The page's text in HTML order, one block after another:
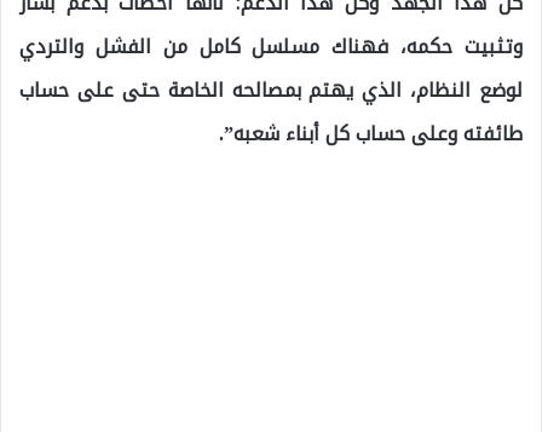
وتثبيت حكمه، فهناك مسلسل كامل من الفشل والتردي
لوضع النظام، الذي يهتم بمصالحه الخاصة حتى على حساب
طائفته وعلى حساب كل أبناء شعبه”.